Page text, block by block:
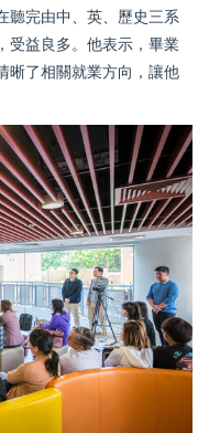
聽完由中、英、歷史三系
受益良多。他表示，畢業
晰了相關就業方向，讓他